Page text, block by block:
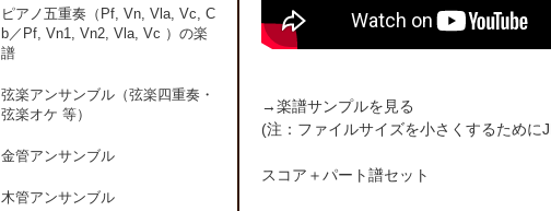
→楽譜サンプルを見る
(注：ファイルサイズを小さくするために
スコア＋パート譜セット
ピアノ五重奏（Pf, Vn, Vla, Vc, C
b／Pf, Vn1, Vn2, Vla, Vc ）の楽
譜
弦楽アンサンブル（弦楽四重奏・
弦楽オケ 等）
金管アンサンブル
木管アンサンブル